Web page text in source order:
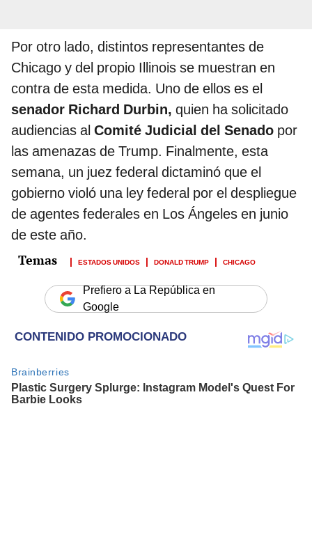
Por otro lado, distintos representantes de
Chicago y del propio Illinois se muestran en
contra de esta medida. Uno de ellos es el
senador Richard Durbin, quien ha solicitado
audiencias al Comité Judicial del Senado por
las amenazas de Trump. Finalmente, esta
semana, un juez federal dictaminó que el
gobierno violó una ley federal por el despliegue
de agentes federales en Los Ángeles en junio
de este año.
ESTADOS UNIDOS DONALD TRUMP CHICAGO
Prefiero a La República en
Google